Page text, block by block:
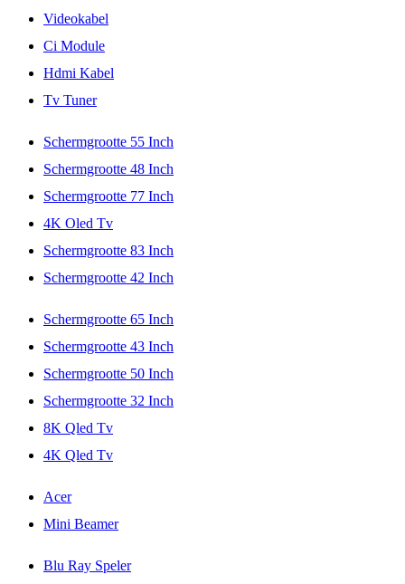
Videokabel
Ci Module
Hdmi Kabel
Tv Tuner
Schermgrootte 55 Inch
Schermgrootte 48 Inch
Schermgrootte 77 Inch
4K Oled Tv
Schermgrootte 83 Inch
Schermgrootte 42 Inch
Schermgrootte 65 Inch
Schermgrootte 43 Inch
Schermgrootte 50 Inch
Schermgrootte 32 Inch
8K Qled Tv
4K Qled Tv
Acer
Mini Beamer
Blu Ray Speler